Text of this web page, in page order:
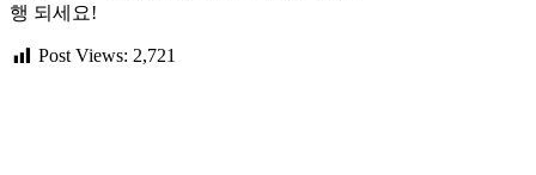
행 되세요!
Post Views: 2,721